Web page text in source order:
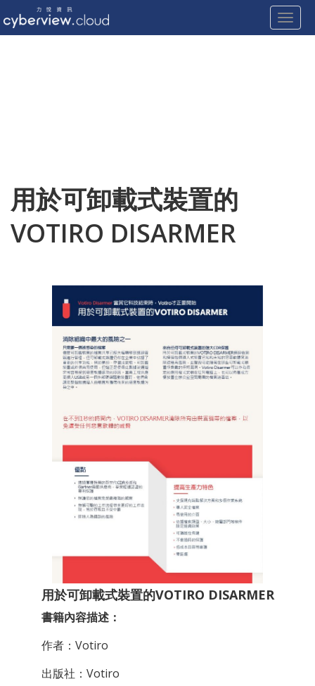
用於可卸載式裝置的
VOTIRO DISARMER
用於可卸載式裝置的VOTIRO DISARMER
書籍內容描述：
作者：Votiro
出版社：Votiro